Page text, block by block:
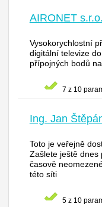
AIRONET s.r.o.
Vysokorychlostní
digitální televize
přípojných bodů
7 z 10
Ing. Jan
Toto je veřejně
Zašlete ještě dnes
časově
této síti
5 z 10